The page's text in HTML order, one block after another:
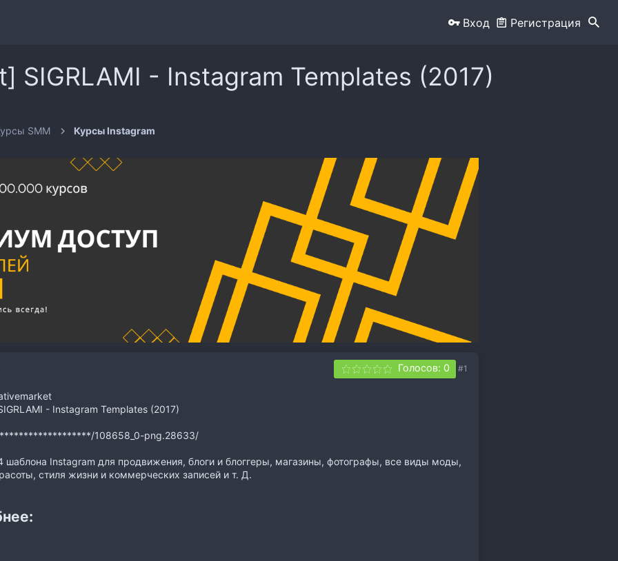
Вход Регистрация
SIGRLAMI - Instagram Templates (2017)
SMM Курсы Instagram
Голосов: 0 #1
- Instagram Templates (2017)
108658_0-png.28633/
шаблона Instagram для продвижения, блоги и блоггеры, магазины, фотографы, все виды моды,
стиля жизни и коммерческих записей и т. Д.